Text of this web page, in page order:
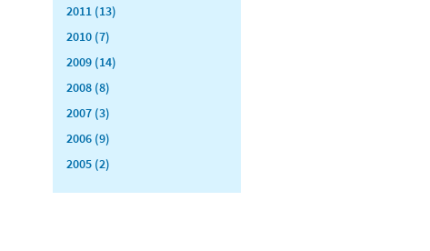
2011 (13)
2010 (7)
2009 (14)
2008 (8)
2007 (3)
2006 (9)
2005 (2)